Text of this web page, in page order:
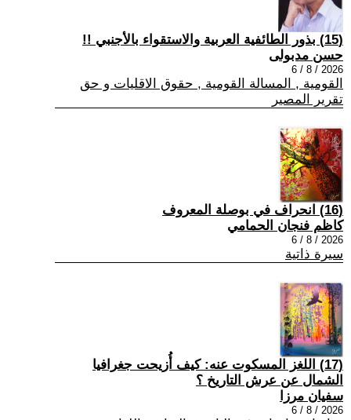
(15) بذور الطائفية العربية والاستقواء بالأجنبي !!
حسن مدبولى
2026 / 8 / 6
القومية , المسالة القومية , حقوق الاقليات و حق
تقرير المصير
(16) انحراف في بوصلة المعروف
كاظم فنجان الحمامي
2026 / 8 / 6
سيرة ذاتية
(17) اللغز المسكوت عنه: كيف أُزيحت جغرافيا
الشمال عن عرش التاريخ ؟
سفيان مرزا
2026 / 8 / 6